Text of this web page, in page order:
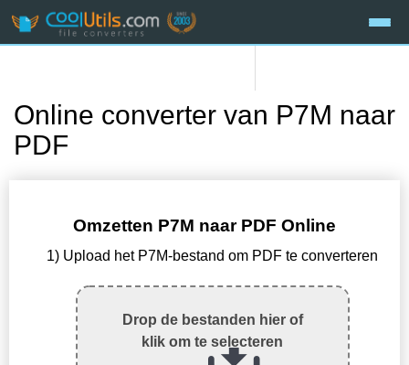
Online converter van P7M naar
PDF
Omzetten P7M naar PDF Online
1) Upload het P7M-bestand om PDF te converteren
Drop de bestanden hier of
klik om te selecteren